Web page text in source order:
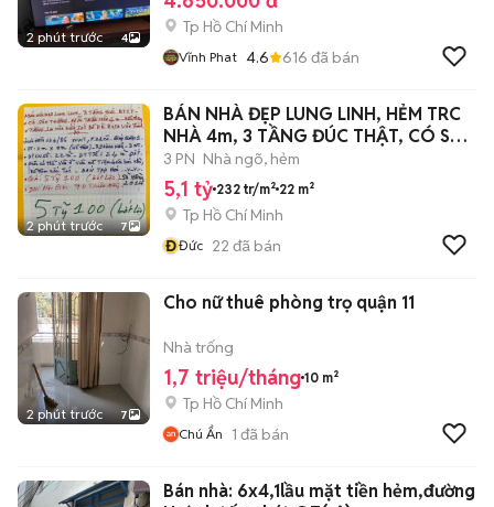
2 phút trước 4
Tp Hồ Chí Minh
Vĩnh Phat 4.6 616 đã bán
2 phút trước 7
BÁN NHÀ ĐẸP LUNG LINH, HẺM TRC
NHÀ 4m, 3 TẦNG ĐÚC THẬT, CÓ SÂN
THƯỢNG
3 PN Nhà ngõ, hẻm
5,1 tỷ 232 tr/m² 22 m²
Tp Hồ Chí Minh
ĐĐức 22 đã bán
2 phút trước 7
Cho nữ thuê phòng trọ quận 11
Nhà trống
1,7 triệu/tháng 10 m²
Tp Hồ Chí Minh
Chú Ẩn 1 đã bán
Bán nhà: 6x4,1lầu mặt tiền hẻm,đường